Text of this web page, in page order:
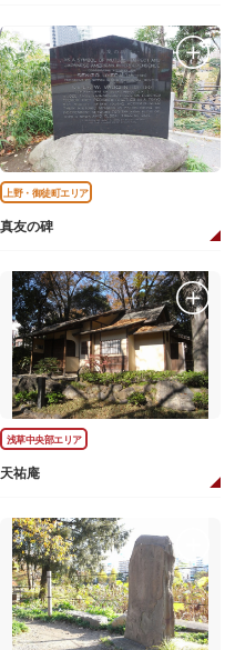
上野・御徒町エリア
真友の碑
浅草中央部エリア
天祐庵